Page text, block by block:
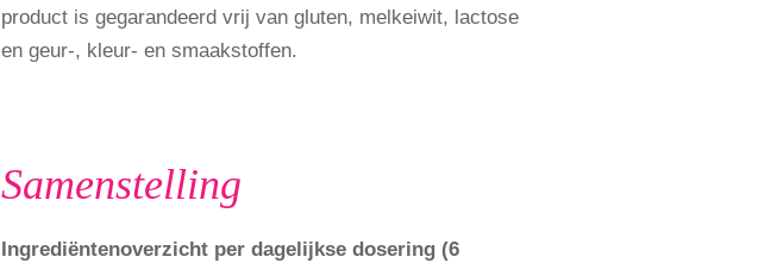
product is gegarandeerd vrij van gluten, melkeiwit, lactose
en geur-, kleur- en smaakstoffen.
Samenstelling
Ingrediëntenoverzicht per dagelijkse dosering (6